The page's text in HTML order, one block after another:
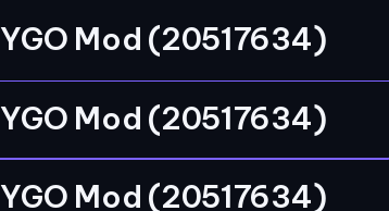
YGO Mod (20517634)
YGO Mod (20517634)
YGO Mod (20517634)